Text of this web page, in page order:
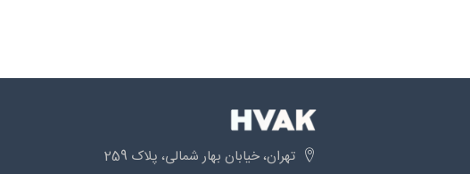
تهران، خیابان بهار شمالی، پلاک 259